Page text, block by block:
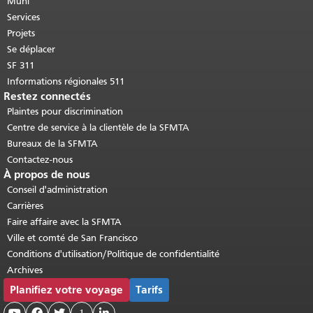
Retour au haut du contenu principal
Services
Projets
Se déplacer
SF 311
Informations régionales 511
Restez connectés
Plaintes pour discrimination
Centre de service à la clientèle de la SFMTA
Bureaux de la SFMTA
Contactez-nous
À propos de nous
Conseil d'administration
Carrières
Faire affaire avec la SFMTA
Ville et comté de San Francisco
Conditions d'utilisation/Politique de confidentialité
Archives
Planifiez votre voyage Tarifs